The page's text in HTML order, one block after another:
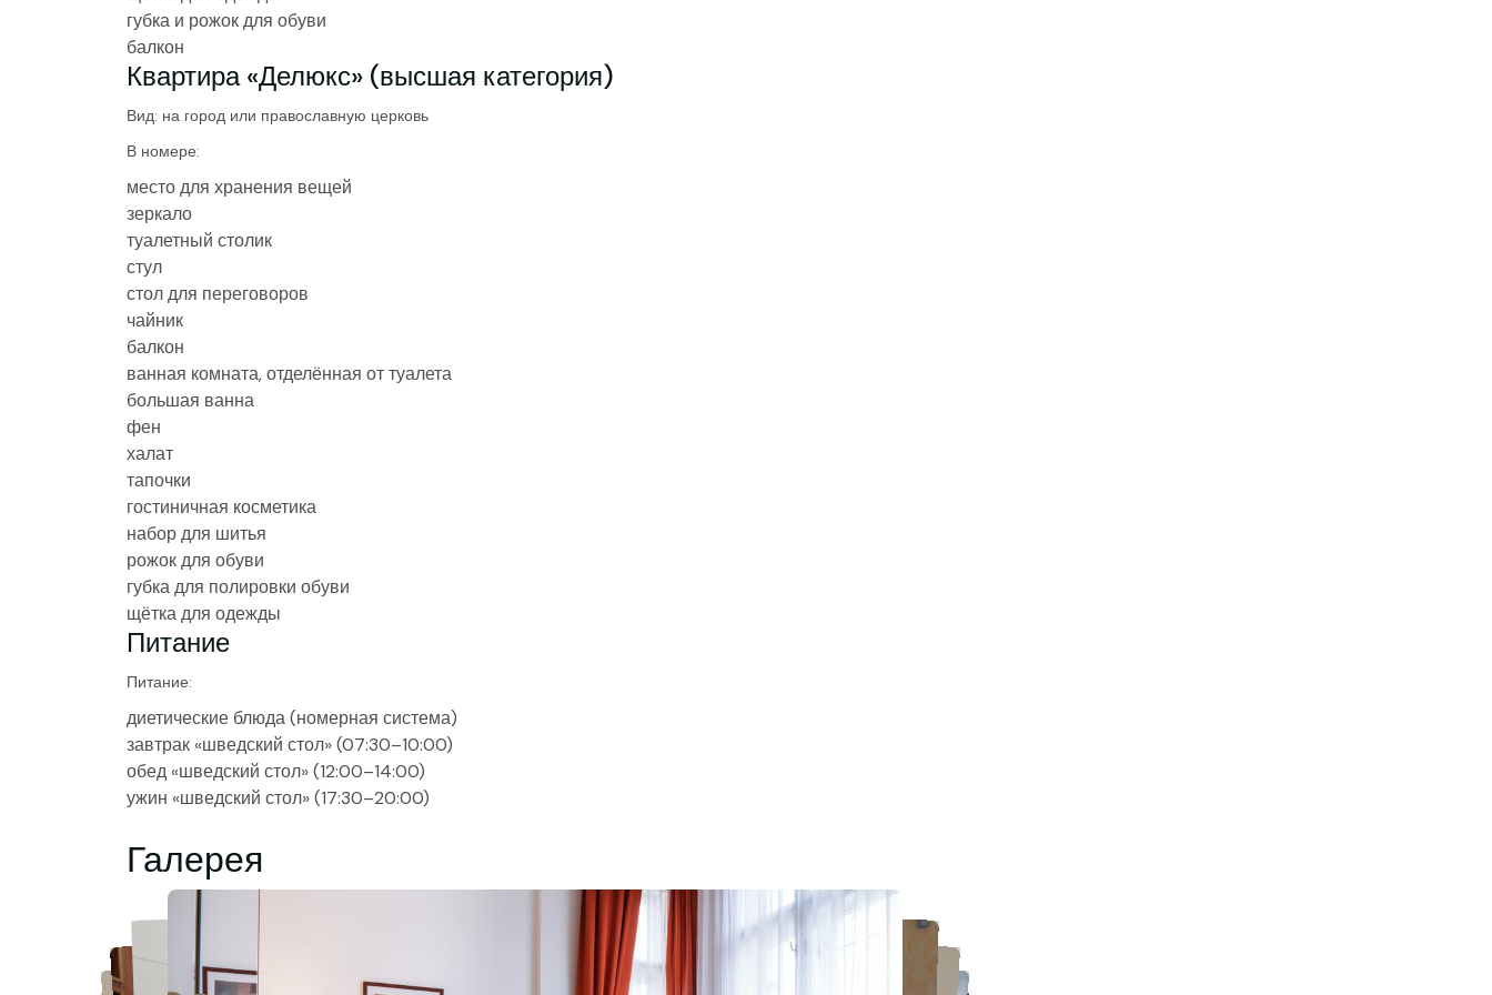
губка и рожок для обуви
балкон
Квартира «Делюкс» (высшая категория)
Вид: на город или православную церковь
В номере:
место для хранения вещей
зеркало
туалетный столик
стул
стол для переговоров
чайник
балкон
ванная комната, отделённая от туалета
большая ванна
фен
халат
тапочки
гостиничная косметика
набор для шитья
рожок для обуви
губка для полировки обуви
щётка для одежды
Питание
Питание:
диетические блюда (номерная система)
завтрак «шведский стол» (07:30–10:00)
обед «шведский стол» (12:00–14:00)
ужин «шведский стол» (17:30–20:00)
Галерея